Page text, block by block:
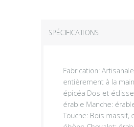
SPÉCIFICATIONS
Fabrication:
entièrement à la
épicéa Dos et
érable Manche:
Touche: Bois massif,